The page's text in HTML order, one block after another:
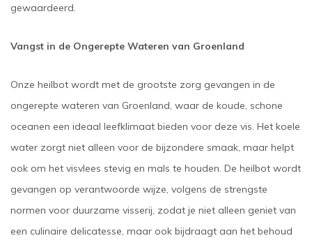
gewaardeerd.
Vangst in de Ongerepte Wateren van Groenland
Onze heilbot wordt met de grootste zorg gevangen in de
ongerepte wateren van Groenland, waar de koude, schone
oceanen een ideaal leefklimaat bieden voor deze vis. Het koele
water zorgt niet alleen voor de bijzondere smaak, maar helpt
ook om het visvlees stevig en mals te houden. De heilbot wordt
gevangen op verantwoorde wijze, volgens de strengste
normen voor duurzame visserij, zodat je niet alleen geniet van
een culinaire delicatesse, maar ook bijdraagt aan het behoud